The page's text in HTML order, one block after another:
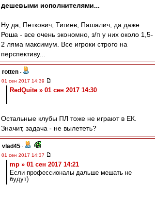
дешевыми исполнителями...
Ну да, Петкович, Тигиев, Пашалич, да даже
Роша - все очень экономно, з/п у них около 1,5-
2 ляма максимум. Все игроки строго на
перспективу...
rotten -
01 сен 2017 14:39
RedQuite » 01 сен 2017 14:30
Остальные клубы ПЛ тоже не играют в ЕК.
Значит, задача - не вылететь?
vlad45 -
01 сен 2017 14:37
mp » 01 сен 2017 14:21
Если профессионалы дальше мешать не
будут)